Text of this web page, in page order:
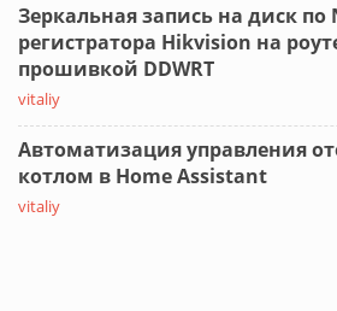
Зеркальная запись на диск по
регистратора Hikvision на
прошивкой DDWRT
vitaliy
Автоматизация управления
котлом в Home Assistant
vitaliy